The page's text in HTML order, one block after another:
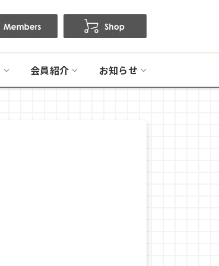
会員紹介 お知らせ